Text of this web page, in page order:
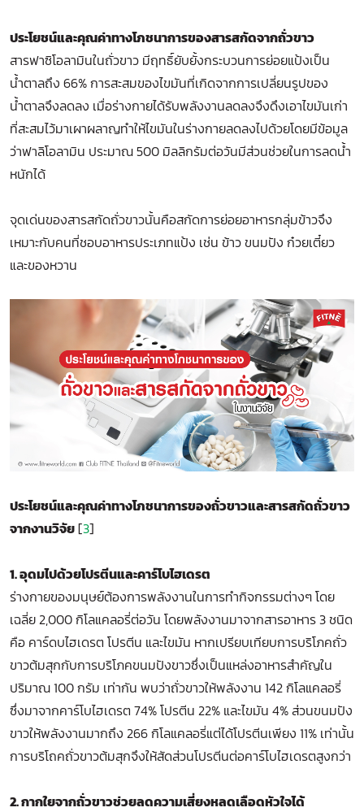
ประโยชน์และคุณค่าทางโภชนาการของสารสกัดจากถั่วขาว
สารฟาซิโอลามินในถั่วขาว มีฤทธิ์ยับยั้งกระบวนการย่อยแป้งเป็น
น้ำตาลถึง 66% การสะสมของไขมันที่เกิดจากการเปลี่ยนรูปของ
น้ำตาลจึงลดลง เมื่อร่างกายได้รับพลังงานลดลงจึงดึงเอาไขมันเก่า
ที่สะสมไว้มาเผาผลาญทำให้ไขมันในร่างกายลดลงไปด้วยโดยมีข้อมูล
ว่าฟาลิโอลามิน ประมาณ 500 มิลลิกรัมต่อวันมีส่วนช่วยในการลดน้ำ
หนักได้
จุดเด่นของสารสกัดถั่วขาวนั้นคือสกัดการย่อยอาหารกลุ่มข้าวจึง
เหมาะกับคนที่ชอบอาหารประเภทแป้ง เช่น ข้าว ขนมปัง ก๋วยเตี๋ยว
และของหวาน
ประโยชน์และคุณค่าทางโภชนาการของถั่วขาวและสารสกัดถั่วขาว
จากงานวิจัย[3]
1. อุดมไปด้วยโปรตีนและคาร์โบไฮเดรต
ร่างกายของมนุษย์ต้องการพลังงานในการทำกิจกรรมต่างๆ โดย
เฉลี่ย 2,000 กิโลแคลอรี่ต่อวัน โดยพลังงานมาจากสารอาหาร 3 ชนิด
คือ คาร์ดบไฮเดรต โปรตีน และไขมัน หากเปรียบเทียบการบริโภคถั่ว
ขาวต้มสุกกับการบริโภคขนมปังขาวซึ่งเป็นแหล่งอาหารสำคัญใน
ปริมาณ 100 กรัม เท่ากัน พบว่าถั่วขาวให้พลังงาน 142 กิโลแคลอรี่
ซึ่งมาจากคาร์โบไฮเดรต 74% โปรตีน 22% และไขมัน 4% ส่วนขนมปัง
ขาวให้พลังงานมากถึง 266 กิโลแคลอรี่แต่ได้โปรตีนเพียง 11% เท่านั้น
การบริโถคถั่วขาวต้มสุกจึงให้สัดส่วนโปรตีนต่อคาร์โบไฮเดรตสูงกว่า
2. กากใยจากถั่วขาวช่วยลดความเสี่ยงหลดเลือดหัวใจได้